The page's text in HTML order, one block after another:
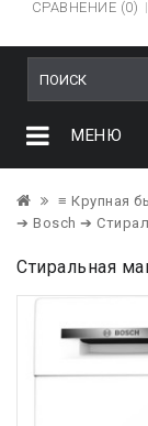
СРАВНЕНИЕ (0)
МЕНЮ
≡ Крупная
➔ Bosch ➔
Стиральная